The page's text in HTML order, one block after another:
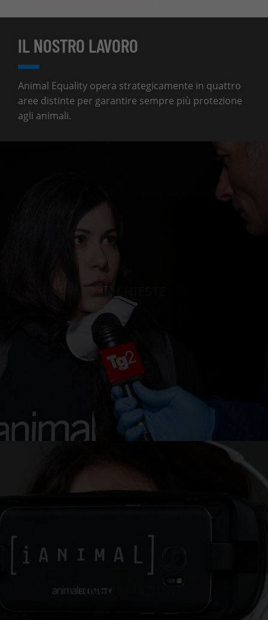
IL NOSTRO LAVORO
Animal Equality opera strategicamente in quattro
aree distinte per garantire sempre più protezione
agli animali.
INCHIESTE
INFORMAZIONE